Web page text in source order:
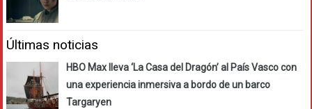
Últimas noticias
HBO Max lleva ‘La Casa del Dragón’ al País Vasco con
una experiencia inmersiva a bordo de un barco
Targaryen